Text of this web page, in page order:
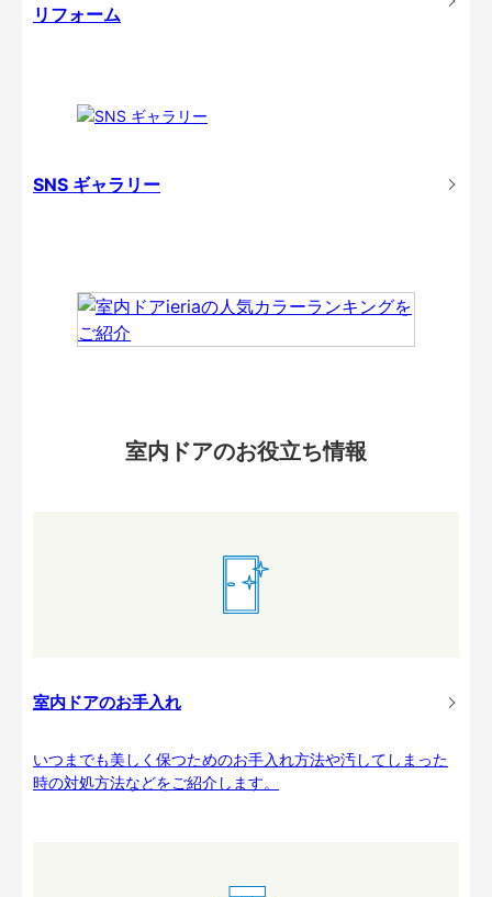
リフォーム
SNS ギャラリー
室内ドアのお役立ち情報
室内ドアのお手入れ
いつまでも美しく保つためのお手入れ方法や汚してしまった
時の対処方法などをご紹介します。